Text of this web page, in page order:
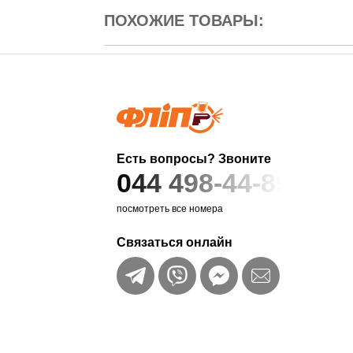
ПОХОЖИЕ ТОВАРЫ:
Есть вопросы? Звоните
044 498-44-89
посмотреть все номера
Связаться онлайн